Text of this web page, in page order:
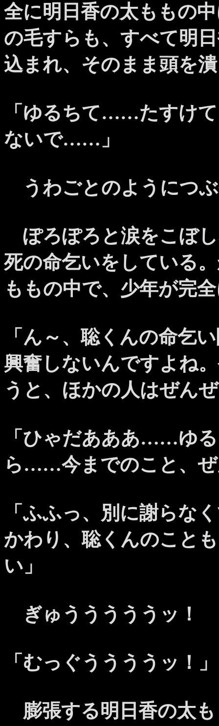
全に明日香の太ももの
の毛すらも、すべて明
込まれ、そのまま頭を
「ゆるちて……たすけ
ないで……」
うわごとのようにつ
ぽろぽろと涙をこぼ
死の命乞いをしている
ももの中で、少年が完
「ん～、聡くんの命乞
興奮しないんですよね
うと、ほかの人はぜん
「ひゃだあああ……ゆ
ら……今までのこと、
「ふふっ、別に謝らな
かわり、聡くんのこと
い」
ぎゅうううううッ！
「むっぐううううッ！」
膨張する明日香の太も